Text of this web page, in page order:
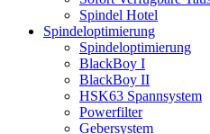
Spindel Hotel
Spindeloptimierung
Spindeloptimierung
BlackBoy I
BlackBoy II
HSK63 Spannsystem
Powerfilter
Gebersystem